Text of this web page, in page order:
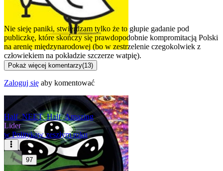
Nie sieję paniki, stwierdzam tylko że to głupie gadanie pod
publiczkę, które skończy się prawdopodobnie kompromitacją Polski
na arenię międzynarodowej (bo w zestrzelenie czegokolwiek z
człowiekiem na pokładzie szczerze watpię).
Pokaż więcej komentarzy(13)
Zaloguj się aby komentować
Half_NEET_Half_Amazing
Lider
w Politykaw zeszłym roku
97